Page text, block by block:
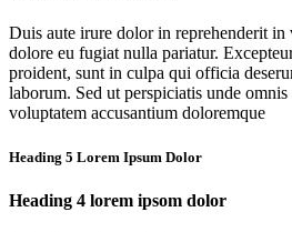
Duis aute irure dolor in reprehenderit
dolore eu fugiat nulla pariatur.
proident, sunt in culpa qui officia
laborum. Sed ut perspiciatis unde omnis
voluptatem accusantium doloremque
Heading 5 Lorem Ipsum Dolor
Heading 4 lorem ipsom dolor